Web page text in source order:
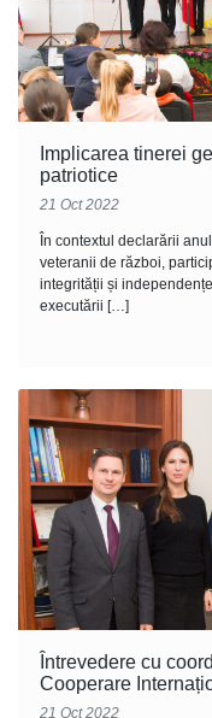
Implicarea tinerei
patriotice
21 Oct 2022
În contextul declarării
veteranii de război,
integrității și
executării […]
Întrevedere cu
21 Oct 2022